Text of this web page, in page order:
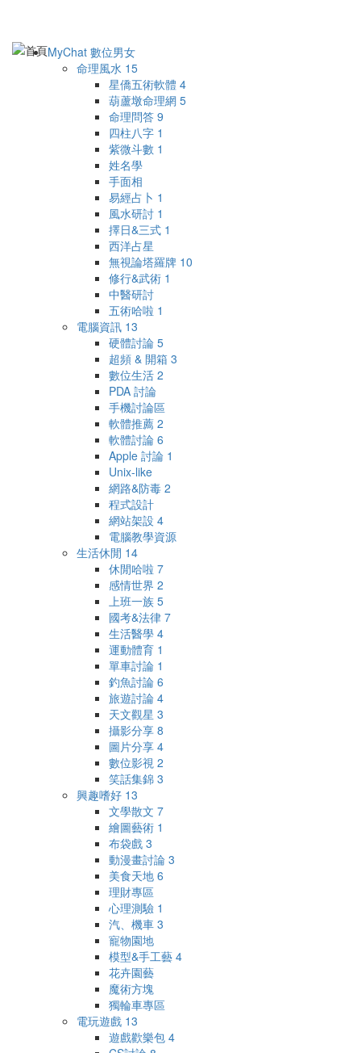
MyChat 數位男女
命理風水 15
星僑五術軟體 4
葫蘆墩命理網 5
命理問答 9
四柱八字 1
紫微斗數 1
姓名學
手面相
易經占卜 1
風水研討 1
擇日&三式 1
西洋占星
無視論塔羅牌 10
修行&武術 1
中醫研討
五術哈啦 1
電腦資訊 13
硬體討論 5
超頻 & 開箱 3
數位生活 2
PDA 討論
手機討論區
軟體推薦 2
軟體討論 6
Apple 討論 1
Unix-like
網路&防毒 2
程式設計
網站架設 4
電腦教學資源
生活休閒 14
休閒哈啦 7
感情世界 2
上班一族 5
國考&法律 7
生活醫學 4
運動體育 1
單車討論 1
釣魚討論 6
旅遊討論 4
天文觀星 3
攝影分享 8
圖片分享 4
數位影視 2
笑話集錦 3
興趣嗜好 13
文學散文 7
繪圖藝術 1
布袋戲 3
動漫畫討論 3
美食天地 6
理財專區
心理測驗 1
汽、機車 3
寵物園地
模型&手工藝 4
花卉園藝
魔術方塊
獨輪車專區
電玩遊戲 13
遊戲歡樂包 4